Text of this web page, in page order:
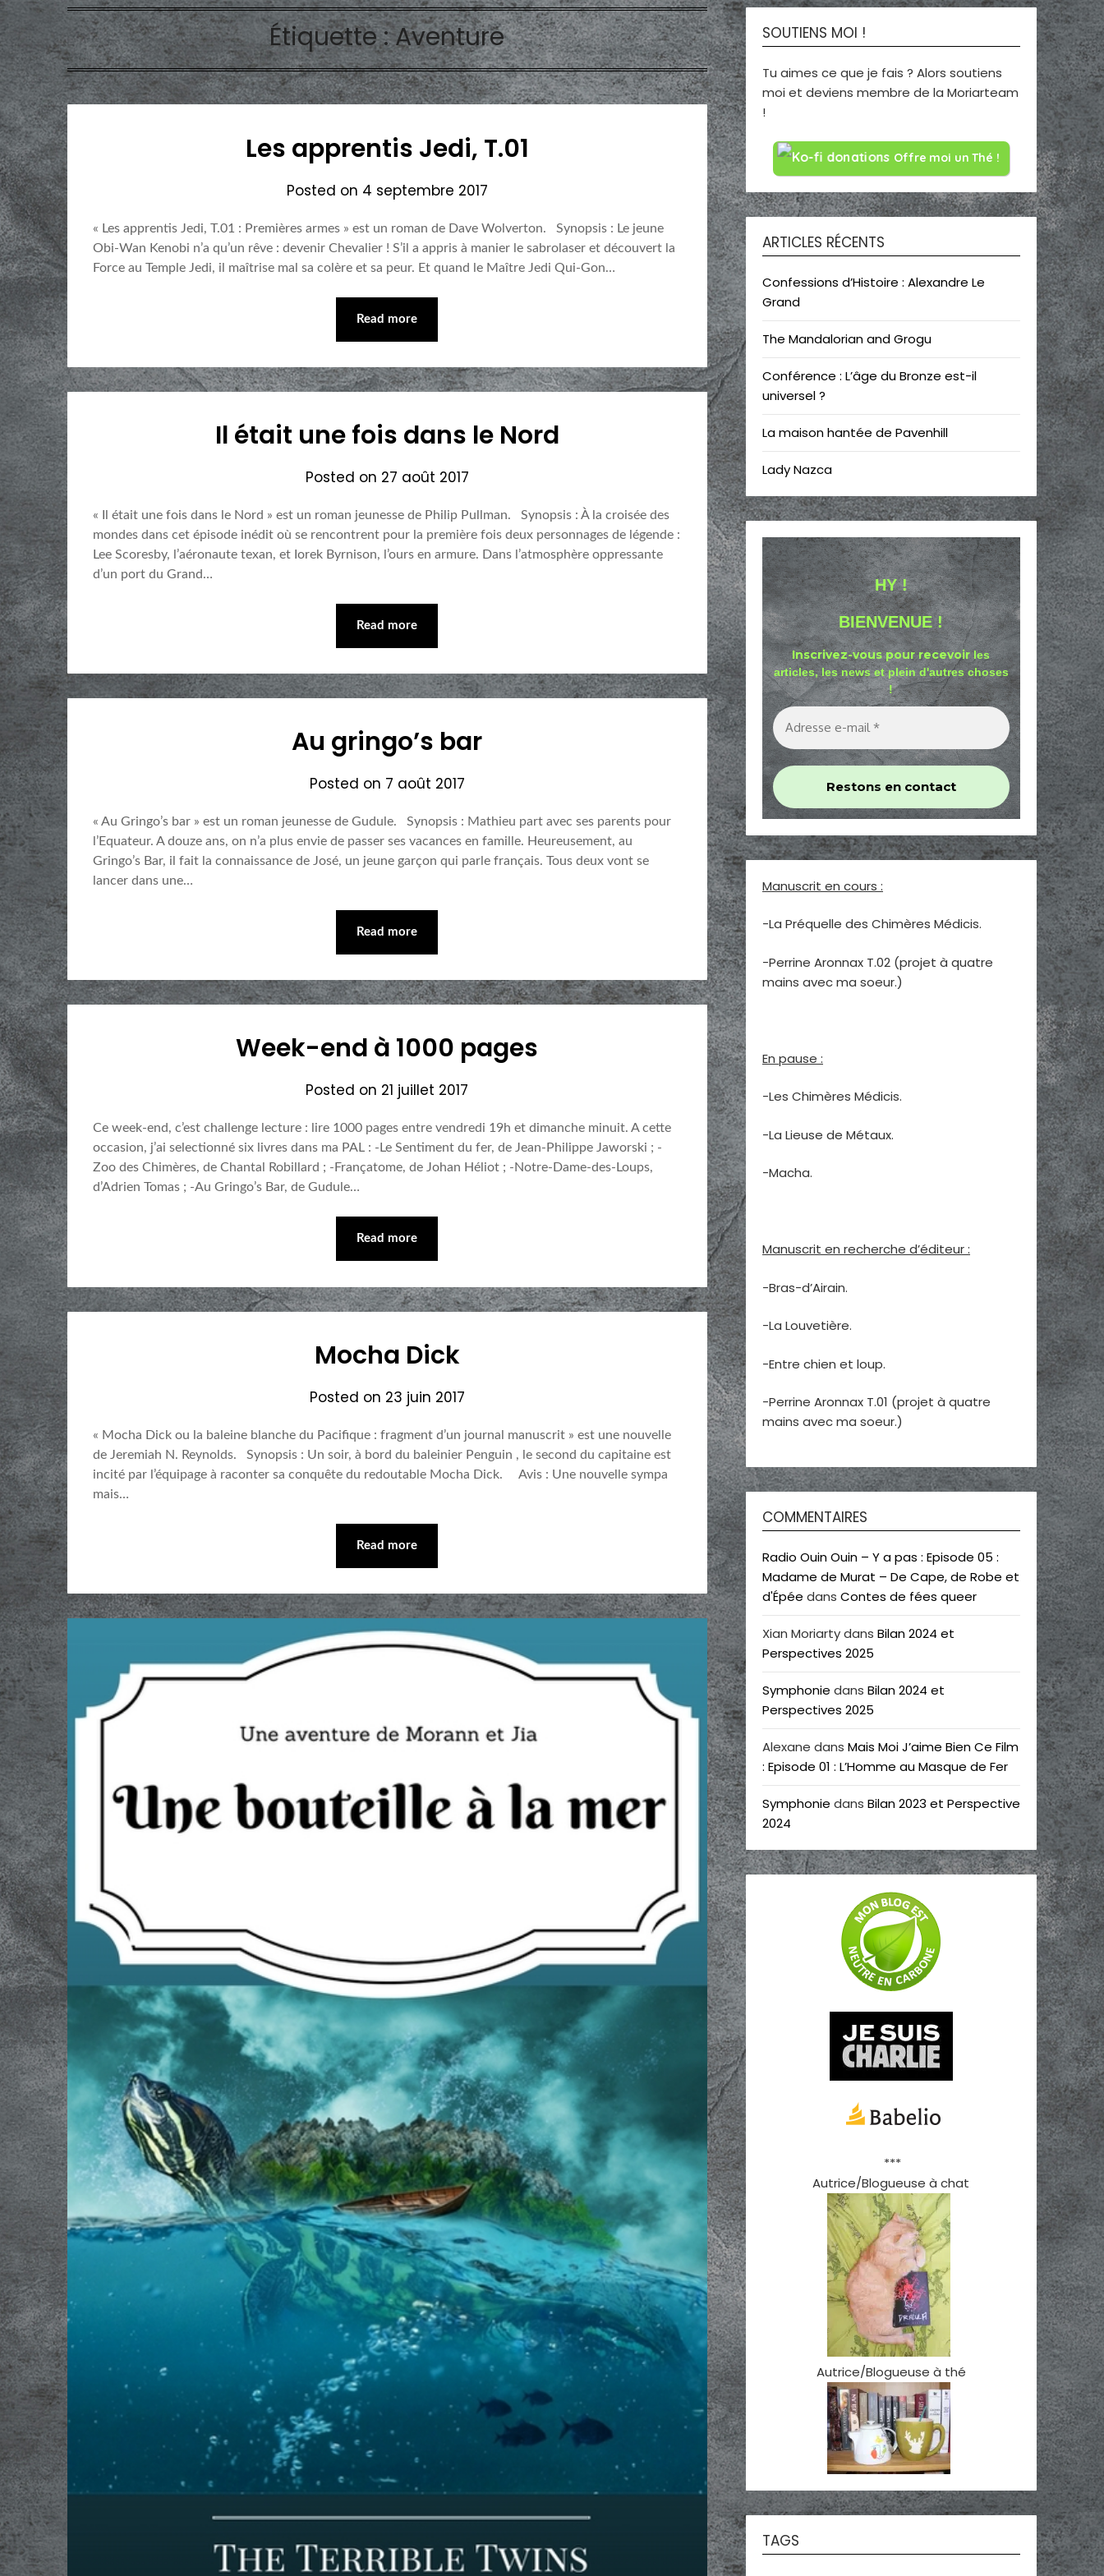
Étiquette :Aventure
Les apprentis Jedi, T.01
Posted on 4 septembre 2017
« Les apprentis Jedi, T.01 : Premières armes » est un roman de Dave Wolverton. Synopsis : Le jeune
Obi-Wan Kenobi n’a qu’un rêve : devenir Chevalier ! S’il a appris à manier le sabrolaser et découvert la
Force au Temple Jedi, il maîtrise mal sa colère et sa peur. Et quand le Maître Jedi Qui-Gon…
Read more
Il était une fois dans le Nord
Posted on 27 août 2017
« Il était une fois dans le Nord » est un roman jeunesse de Philip Pullman. Synopsis : À la croisée des
mondes dans cet épisode inédit où se rencontrent pour la première fois deux personnages de légende :
Lee Scoresby, l’aéronaute texan, et Iorek Byrnison, l’ours en armure. Dans l’atmosphère oppressante
d’un port du Grand…
Read more
Au gringo’s bar
Posted on 7 août 2017
« Au Gringo’s bar » est un roman jeunesse de Gudule. Synopsis : Mathieu part avec ses parents pour
l’Equateur. A douze ans, on n’a plus envie de passer ses vacances en famille. Heureusement, au
Gringo’s Bar, il fait la connaissance de José, un jeune garçon qui parle français. Tous deux vont se
lancer dans une…
Read more
Week-end à 1000 pages
Posted on 21 juillet 2017
Ce week-end, c’est challenge lecture : lire 1000 pages entre vendredi 19h et dimanche minuit. A cette
occasion, j’ai selectionné six livres dans ma PAL : -Le Sentiment du fer, de Jean-Philippe Jaworski ; -
Zoo des Chimères, de Chantal Robillard ; -Françatome, de Johan Héliot ; -Notre-Dame-des-Loups,
d’Adrien Tomas ; -Au Gringo’s Bar, de Gudule…
Read more
Mocha Dick
Posted on 23 juin 2017
« Mocha Dick ou la baleine blanche du Pacifique : fragment d’un journal manuscrit » est une nouvelle
de Jeremiah N. Reynolds. Synopsis : Un soir, à bord du baleinier Penguin , le second du capitaine est
incité par l’équipage à raconter sa conquête du redoutable Mocha Dick. Avis : Une nouvelle sympa
mais…
Read more
SOUTIENS MOI !
Tu aimes ce que je fais ? Alors soutiens
moi et deviens membre de la Moriarteam
!
Offre moi un Thé !
ARTICLES RÉCENTS
Confessions d’Histoire : Alexandre Le
Grand
The Mandalorian and Grogu
Conférence : L’âge du Bronze est-il
universel ?
La maison hantée de Pavenhill
Lady Nazca
HY !
BIENVENUE !
Inscrivez-vous pour recevoirles
articles, les news et plein d'autres choses
!
Manuscrit en cours :
-La Préquelle des Chimères Médicis.
-Perrine Aronnax T.02 (projet à quatre
mains avec ma soeur.)
En pause :
-Les Chimères Médicis.
-La Lieuse de Métaux.
-Macha.
Manuscrit en recherche d’éditeur :
-Bras-d’Airain.
-La Louvetière.
-Entre chien et loup.
-Perrine Aronnax T.01 (projet à quatre
mains avec ma soeur.)
COMMENTAIRES
Radio Ouin Ouin – Y a pas : Episode 05 :
Madame de Murat – De Cape, de Robe et
d'Épée dans Contes de fées queer
Xian Moriartydans Bilan 2024 et
Perspectives 2025
Symphonie dans Bilan 2024 et
Perspectives 2025
Alexane dans Mais Moi J’aime Bien Ce Film
: Episode 01 : L’Homme au Masque de Fer
Symphonie dans Bilan 2023 et Perspective
2024
***
Autrice/Blogueuse à chat
Autrice/Blogueuse à thé
TAGS